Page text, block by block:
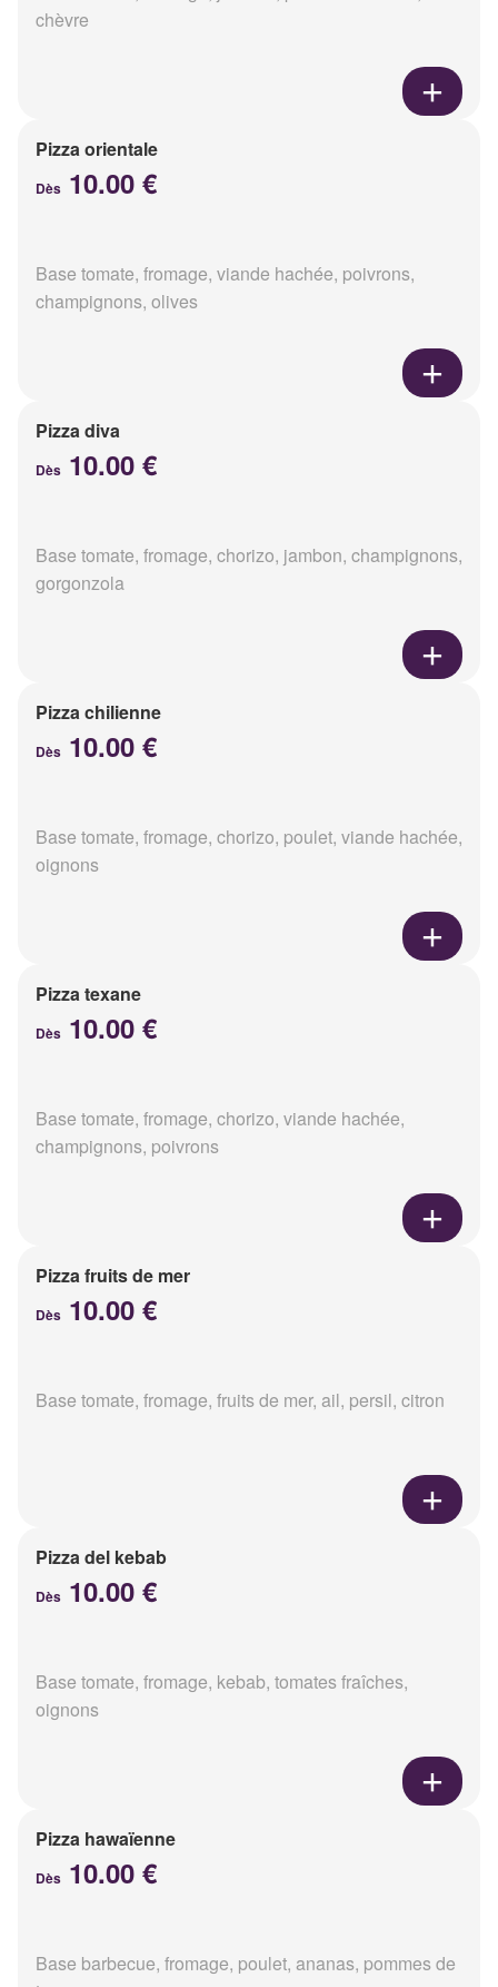
chèvre
Pizza orientale
Dès 10.00 €
Base tomate, fromage, viande hachée, poivrons,
champignons, olives
Pizza diva
Dès 10.00 €
Base tomate, fromage, chorizo, jambon, champignons,
gorgonzola
Pizza chilienne
Dès 10.00 €
Base tomate, fromage, chorizo, poulet, viande hachée,
oignons
Pizza texane
Dès 10.00 €
Base tomate, fromage, chorizo, viande hachée,
champignons, poivrons
Pizza fruits de mer
Dès 10.00 €
Base tomate, fromage, fruits de mer, ail, persil, citron
Pizza del kebab
Dès 10.00 €
Base tomate, fromage, kebab, tomates fraîches,
oignons
Pizza hawaïenne
Dès 10.00 €
Base barbecue, fromage, poulet, ananas, pommes de